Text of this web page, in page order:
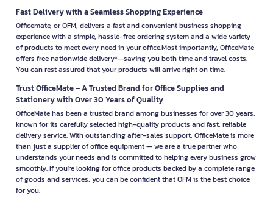
Fast Delivery with a Seamless Shopping Experience
Officemate, or OFM, delivers a fast and convenient business shopping
experience with a simple, hassle-free ordering system and a wide variety
of products to meet every need in your office.Most importantly, OfficeMate
offers free nationwide delivery*—saving you both time and travel costs.
You can rest assured that your products will arrive right on time.
Trust OfficeMate – A Trusted Brand for Office Supplies and
Stationery with Over 30 Years of Quality
OfficeMate has been a trusted brand among businesses for over 30 years,
known for its carefully selected high-quality products and fast, reliable
delivery service. With outstanding after-sales support, OfficeMate is more
than just a supplier of office equipment — we are a true partner who
understands your needs and is committed to helping every business grow
smoothly. If you're looking for office products backed by a complete range
of goods and services, you can be confident that OFM is the best choice
for you.